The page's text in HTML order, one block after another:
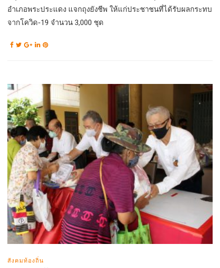
อำเภอพระประแดง แจกถุงยังชีพ ให้แก่ประชาชนที่ได้รับผลกระทบ
จากโควิด-19 จำนวน 3,000 ชุด
สังคมท้องถิ่น